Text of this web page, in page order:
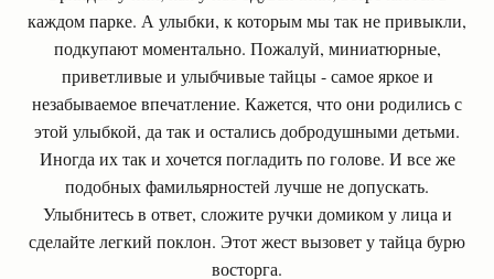
каждом парке. А улыбки, к которым мы так не привыкли,
подкупают моментально. Пожалуй, миниатюрные,
приветливые и улыбчивые тайцы - самое яркое и
незабываемое впечатление. Кажется, что они родились с
этой улыбкой, да так и остались добродушными детьми.
Иногда их так и хочется погладить по голове. И все же
подобных фамильярностей лучше не допускать.
Улыбнитесь в ответ, сложите ручки домиком у лица и
сделайте легкий поклон. Этот жест вызовет у тайца бурю
восторга.